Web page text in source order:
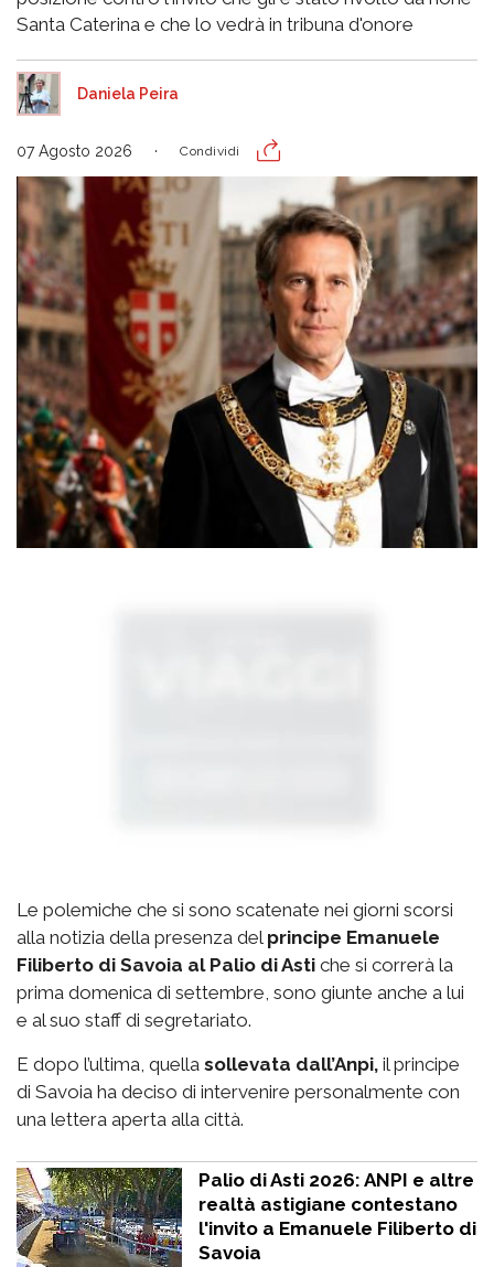
Santa Caterina e che lo vedrà in tribuna d'onore
Daniela Peira
07 Agosto 2026 Condividi
Le polemiche che si sono scatenate nei giorni scorsi
alla notizia della presenza del principe Emanuele
Filiberto di Savoia al Palio di Asti che si correrà la
prima domenica di settembre, sono giunte anche a lui
e al suo staff di segretariato.
E dopo l’ultima, quella sollevata dall’Anpi, il principe
di Savoia ha deciso di intervenire personalmente con
una lettera aperta alla città.
Palio di Asti 2026: ANPI e altre
realtà astigiane contestano
l'invito a Emanuele Filiberto di
Savoia